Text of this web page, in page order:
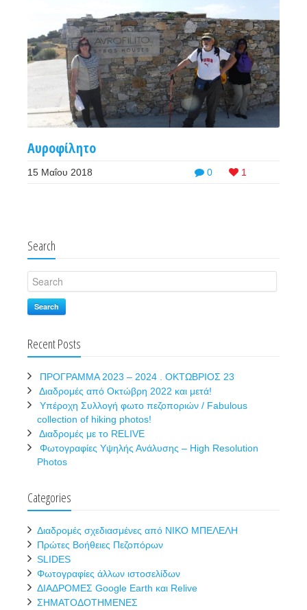
Αυροφίλητο
0 1
15 Μαΐου 2018
Search
Search
Recent Posts
ΠΡΟΓΡΑΜΜΑ 2023 – 2024 . ΟΚΤΩΒΡΙΟΣ 23
Διαδρομές από Οκτώβρη 2022 και μετά!
Υπέροχη Συλλογή φωτο πεζοποριών / Fabulous
collection of hiking photos!
Διαδρομές με το RELIVE
Φωτογραφίες Υψηλής Ανάλυσης – High Resolution
Photos
Categories
Διαδρομές σχεδιασμένες από ΝΙΚΟ ΜΠΕΛΕΛΗ
Πρώτες Βοήθειες Πεζοπόρων
SLIDES
Φωτογραφίες άλλων ιστοσελίδων
ΔΙΑΔΡΟΜΕΣ Google Earth και Relive
ΣΗΜΑΤΟΔΟΤΗΜΕΝΕΣ